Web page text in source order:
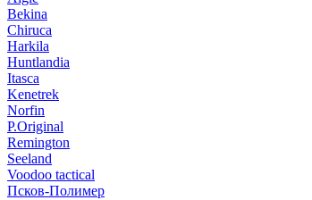
Bekina
Chiruсa
Harkila
Huntlandia
Itasca
Kenetrek
Norfin
P.Original
Remington
Seeland
Voodoo tactical
Псков-Полимер